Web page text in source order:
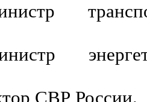
СВР России.